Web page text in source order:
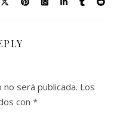
será publicada. Los
con *